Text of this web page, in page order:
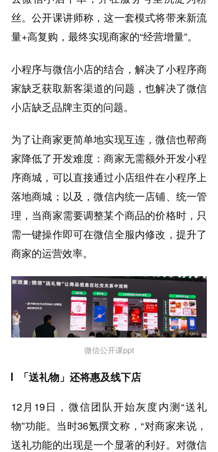
丝。公开课讲师称，这一套模式将带来新流
量+高复购，最终实现商家的“经营增量”。
小程序与微信小店的结合，解决了小程序商
家缺乏获取新客渠道的问题，也解决了微信
小店缺乏品牌主页的问题。
为了让商家更简单地实现互连，微信也帮商
家降低了开发难度：商家无需额外开发小程
序商城，可以直接通过小店组件在小程序上
落地商城；以及，微信内统一店铺、统一管
理，当商家需要调整某个商品的价格时，只
需一键操作即可在微信全服内修改，提升了
商家的运营效率。
微信公开课ppt
「送礼物」还将惠及线下店
12月19日，微信团队开始灰度内测“送礼
物”功能。当时36氪撰文称，“对商家来说，
送礼功能的出现是一个显著的利好。对微信